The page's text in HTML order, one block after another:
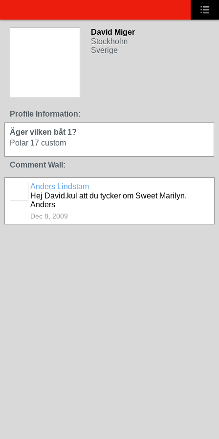
David Miger
Stockholm
Sverige
Profile Information:
Äger vilken båt 1?
Polar 17 custom
Comment Wall:
Anders Lindstam
Hej David.kul att du tycker om Sweet Marilyn.
Anders
Dec 8, 2009